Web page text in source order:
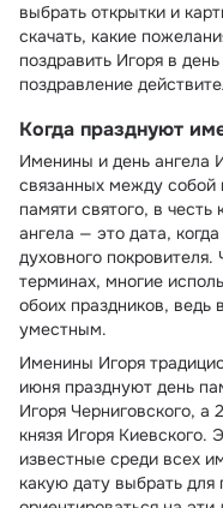
выбрать открытки и
скачать, какие
поздравить Игоря в
поздравление
Когда празднуют
Именины и день ангела
связанных между
памяти святого, в
ангела — это дата,
духовного покровителя.
терминах, многие
обоих праздников, ведь
уместным.
Именины Игоря
июня празднуют день
Игоря Черниговского, а
князя Игоря
известные среди всех
какую дату выбрать